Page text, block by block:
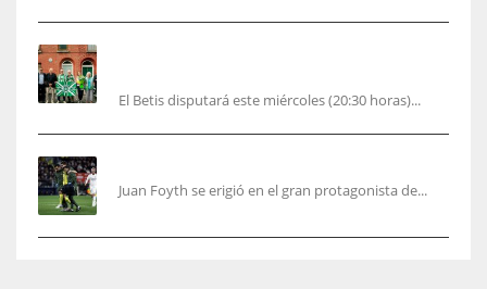
El Betis disputará este miércoles (20:30 horas)...
Juan Foyth se erigió en el gran protagonista de...